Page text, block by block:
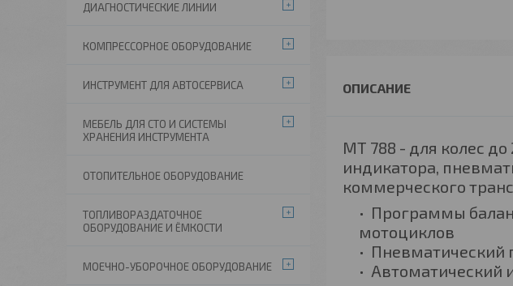
MT 788 - для колес
индикатора,
коммерческого
Программы
мотоциклов
Пневматический
Автоматический
ДИАГНОСТИЧЕСКИЕ ЛИНИИ
КОМПРЕССОРНОЕ ОБОРУДОВАНИЕ
ИНСТРУМЕНТ ДЛЯ АВТОСЕРВИСА
МЕБЕЛЬ ДЛЯ СТО И СИСТЕМЫ
ХРАНЕНИЯ ИНСТРУМЕНТА
ОТОПИТЕЛЬНОЕ ОБОРУДОВАНИЕ
ТОПЛИВОРАЗДАТОЧНОЕ
ОБОРУДОВАНИЕ И ЁМКОСТИ
МОЕЧНО-УБОРОЧНОЕ ОБОРУДОВАНИЕ